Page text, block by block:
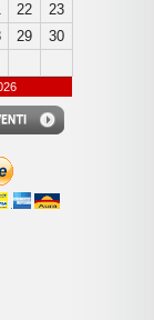
22
23
29
30